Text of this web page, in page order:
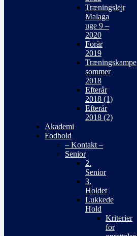
Træningslejr
Malaga
uge 9 –
2020
Forår
2019
Træningskampe
sommer
2018
Efterår
2018 (1)
Efterår
2018 (2)
Akademi
Fodbold
– Kontakt –
Senior
2.
Senior
3.
Holdet
Lukkede
Hold
Kriterier
for